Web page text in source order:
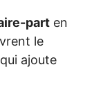
part en
le
ajoute